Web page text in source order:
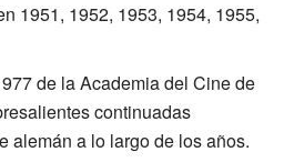
1951, 1952, 1953, 1954, 1955,
de la Academia del Cine de
continuadas
alemán a lo largo de los años.